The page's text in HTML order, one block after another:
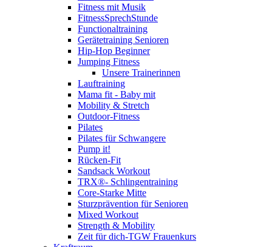
Fitness mit Musik
FitnessSprechStunde
Functionaltraining
Gerätetraining Senioren
Hip-Hop Beginner
Jumping Fitness
Unsere Trainerinnen
Lauftraining
Mama fit - Baby mit
Mobility & Stretch
Outdoor-Fitness
Pilates
Pilates für Schwangere
Pump it!
Rücken-Fit
Sandsack Workout
TRX®- Schlingentraining
Core-Starke Mitte
Sturzprävention für Senioren
Mixed Workout
Strength & Mobility
Zeit für dich-TGW Frauenkurs